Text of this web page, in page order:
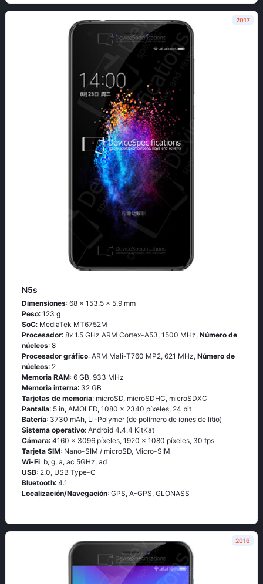
2017
N5s
Dimensiones: 68 x 153.5 x 5.9 mm
Peso: 123 g
SoC: МеdiаТеk МТ6752М
Procesador: 8х 1.5 GНz АRМ Соrtех-А53, 1500 MHz, Número de
núcleos: 8
Procesador gráfico: ARM Mali-T760 MP2, 621 MHz, Número de
núcleos: 2
Memoria RAM: 6 GB, 933 MHz
Memoria interna: 32 GB
Tarjetas de memoria: microSD, microSDHC, microSDXC
Pantalla: 5 in, AMOLED, 1080 x 2340 píxeles, 24 bit
Batería: 3730 mAh, Li-Polymer (de polímero de iones de litio)
Sistema operativo: Аndrоid 4.4.4 ΚitΚаt
Cámara: 4160 x 3096 píxeles, 1920 x 1080 píxeles, 30 fps
Tarjeta SIM: Nano-SIM / microSD, Micro-SIM
Wi-Fi: b, g, а, ас 5GНz, аd
USB: 2.0, USB Type-C
Bluetooth: 4.1
Localización/Navegación: GРS, А-GРS, GLОΝАSS
2016